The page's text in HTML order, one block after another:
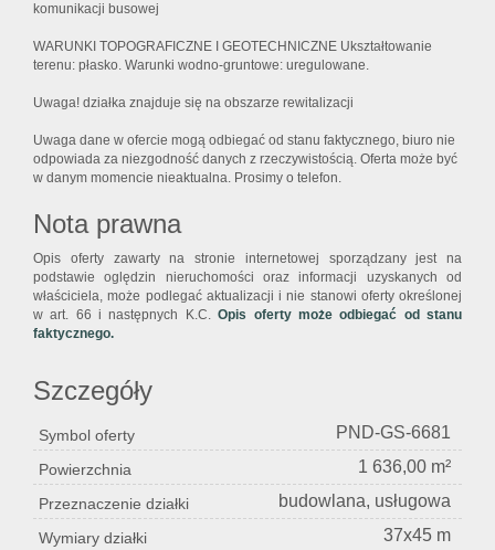
komunikacji busowej
WARUNKI TOPOGRAFICZNE I GEOTECHNICZNE Ukształtowanie
terenu: płasko. Warunki wodno-gruntowe: uregulowane.
Uwaga! działka znajduje się na obszarze rewitalizacji
Uwaga dane w ofercie mogą odbiegać od stanu faktycznego, biuro nie
odpowiada za niezgodność danych z rzeczywistością. Oferta może być
w danym momencie nieaktualna. Prosimy o telefon.
Nota prawna
Opis oferty zawarty na stronie internetowej sporządzany jest na
podstawie oględzin nieruchomości oraz informacji uzyskanych od
właściciela, może podlegać aktualizacji i nie stanowi oferty określonej
w art. 66 i następnych K.C.Opis oferty może odbiegać od stanu
faktycznego.
Szczegóły
Symbol oferty PND-GS-6681
Powierzchnia 1 636,00 m²
Przeznaczenie działki budowlana, usługowa
Wymiary działki 37x45 m